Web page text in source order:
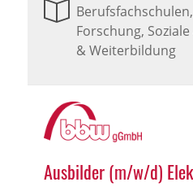
Forschung,
& Weiterbildung
Ausbilder (m/w/d)